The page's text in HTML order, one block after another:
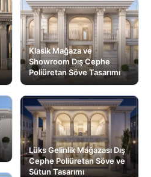
Klasik Mağaza ve
Showroom Dış Cephe
Poliüretan Söve Tasarımı
Lüks Gelinlik Mağazası Dış
Cephe Poliüretan Söve ve
Sütun Tasarımı